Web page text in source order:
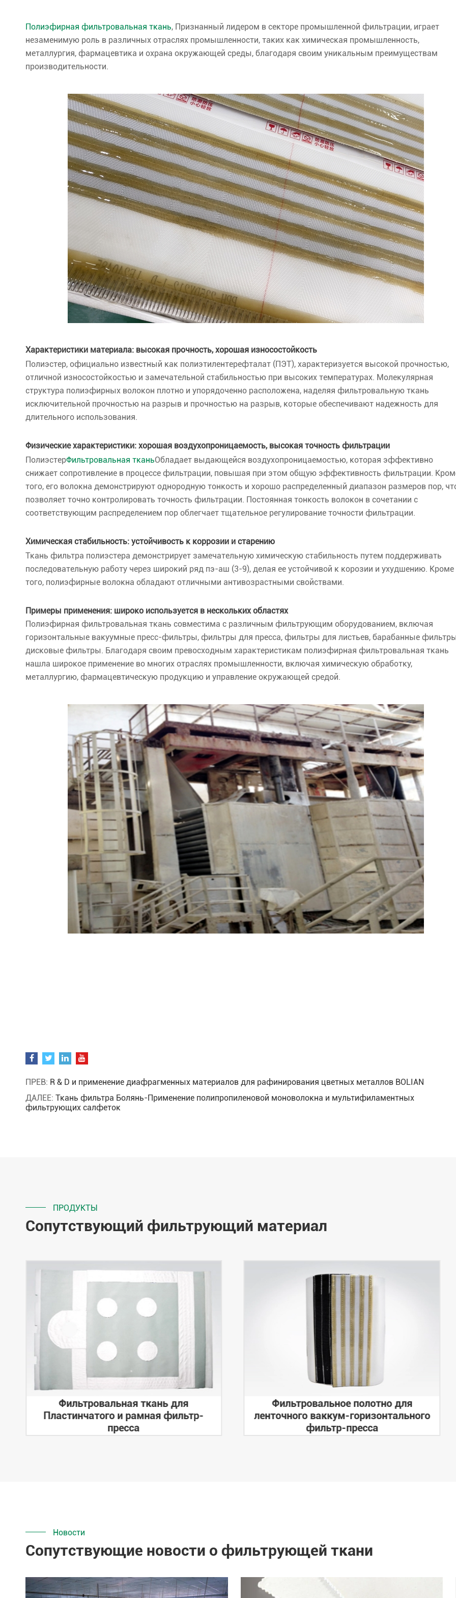
Полиэфирная фильтровальная ткань, Признанный лидером в секторе промышленной фильтрации, играет
незаменимую роль в различных отраслях промышленности, таких как химическая промышленность,
металлургия, фармацевтика и охрана окружающей среды, благодаря своим уникальным преимуществам
производительности.
Характеристики материала: высокая прочность, хорошая износостойкость
Полиэстер, официально известный как полиэтилентерефталат (ПЭТ), характеризуется высокой прочностью,
отличной износостойкостью и замечательной стабильностью при высоких температурах. Молекулярная
структура полиэфирных волокон плотно и упорядоченно расположена, наделяя фильтровальную ткань
исключительной прочностью на разрыв и прочностью на разрыв, которые обеспечивают надежность для
длительного использования.
Физические характеристики: хорошая воздухопроницаемость, высокая точность фильтрации
ПолиэстерФильтровальная тканьОбладает выдающейся воздухопроницаемостью, которая эффективно
снижает сопротивление в процессе фильтрации, повышая при этом общую эффективность фильтрации.
того, его волокна демонстрируют однородную тонкость и хорошо распределенный диапазон размеров пор,
позволяет точно контролировать точность фильтрации. Постоянная тонкость волокон в сочетании с
соответствующим распределением пор облегчает тщательное регулирование точности фильтрации.
Химическая стабильность: устойчивость к коррозии и старению
Ткань фильтра полиэстера демонстрирует замечательную химическую стабильность путем поддерживать
последовательную работу через широкий ряд пэ-аш (3-9), делая ее устойчивой к корозии и ухудшению. Кроме
того, полиэфирные волокна обладают отличными антивозрастными свойствами.
Примеры применения: широко используется в нескольких областях
Полиэфирная фильтровальная ткань совместима с различным фильтрующим оборудованием, включая
горизонтальные вакуумные пресс-фильтры, фильтры для пресса, фильтры для листьев, барабанные
дисковые фильтры. Благодаря своим превосходным характеристикам полиэфирная фильтровальная ткань
нашла широкое применение во многих отраслях промышленности, включая химическую обработку,
металлургию, фармацевтическую продукцию и управление окружающей средой.
ПРЕВ: R & D и применение диафрагменных материалов для рафинирования цветных металлов BOLIAN
ДАЛЕЕ: Ткань фильтра Болянь-Применение полипропиленовой моноволокна и мультифиламентных
фильтрующих салфеток
ПРОДУКТЫ
Сопутствующий фильтрующий материал
Фильтровальная ткань для
Пластинчатого и рамная фильтр-
пресса
Фильтровальное полотно для
ленточного ваккум-горизонтального
фильтр-пресса
Новости
Сопутствующие новости о фильтрующей ткани